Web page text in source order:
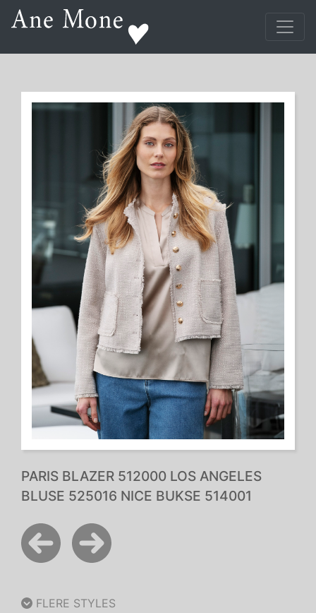
PARIS BLAZER 512000 LOS ANGELES
BLUSE 525016 NICE BUKSE 514001
FLERE STYLES